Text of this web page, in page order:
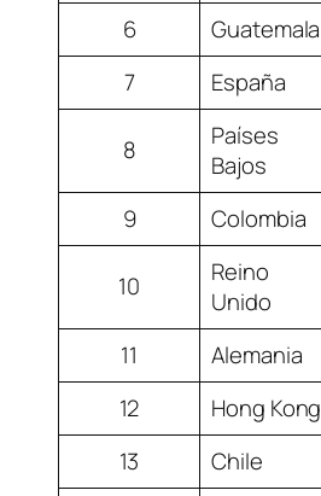
6
Guatemala
7
España
8
Países
Bajos
9 Colombia
10
Reino
Unido
11 Alemania
12
Hong Kong
13
Chile